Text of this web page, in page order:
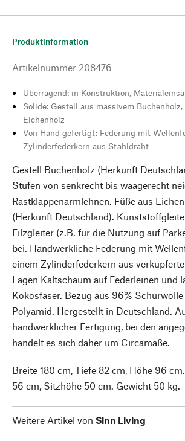
Produktinformation
Artikelnummer 208476
Überragend: in Konstruktion,
Solide: Gestell aus massivem Buchenholz,
Eichenholz
Von Hand gefertigt: Federung mit
Zylinderfederkern aus Stahldraht
Gestell Buchenholz (Herkunft
Stufen von senkrecht bis waagerecht
Rastklappenarmlehnen. Füße aus
(Herkunft Deutschland).
Filzgleiter (z.B. für die Nutzung auf
bei. Handwerkliche Federung mit
einem Zylinderfederkern aus
Lagen Kaltschaum auf Federleinen und
Kokosfaser. Bezug aus 96%
Polyamid. Hergestellt in Deutschland.
handwerklicher Fertigung, bei den
handelt es sich daher um Circamaße.
Breite 180 cm, Tiefe 82 cm, Höhe 96
56 cm, Sitzhöhe 50 cm. Gewicht 50 kg.
Weitere Artikel von Sinn Living